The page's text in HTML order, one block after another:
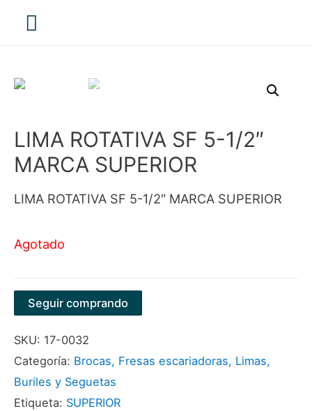
Menú
LIMA ROTATIVA SF 5-1/2″
MARCA SUPERIOR
LIMA ROTATIVA SF 5-1/2″ MARCA SUPERIOR
Agotado
Seguir comprando
SKU: 17-0032
Categoría: Brocas, Fresas escariadoras, Limas,
Buriles y Seguetas
Etiqueta: SUPERIOR